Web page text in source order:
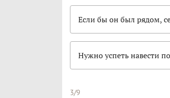
Если бы он был рядом,
Нужно успеть навести
3/9